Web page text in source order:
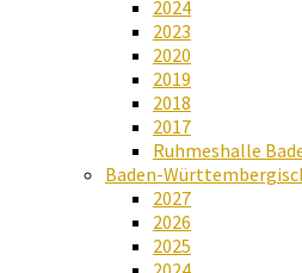
2024
2023
2020
2019
2018
2017
Ruhmeshalle
Baden-
2027
2026
2025